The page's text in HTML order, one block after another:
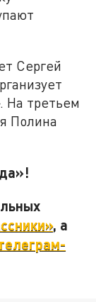
Сергей
На третьем
Полина
, а